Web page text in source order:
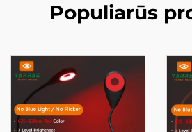
Populiarūs